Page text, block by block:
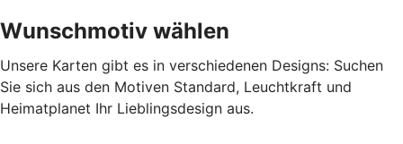
Wunschmotiv wählen
Unsere Karten gibt es in verschiedenen Designs: Suchen
Sie sich aus den Motiven Standard, Leuchtkraft und
Heimatplanet Ihr Lieblingsdesign aus.